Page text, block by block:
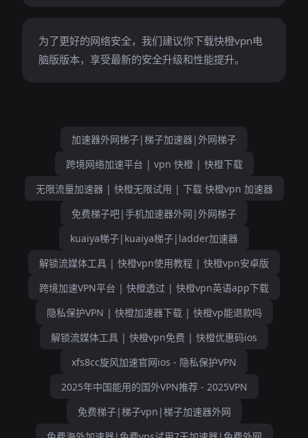
为了更好的网络安全，我们建议你下载快橙vpn电
脑版版本，享受最新的安全升级和性能提升。
加速器外网梯子|梯子加速器|外网梯子
跨境网络加速平台 | vpn 快橙 | 快橙下载
无限流量加速器 | 快橙无限试用 | 下载 快橙vpn 加速器
免费梯子吧|手机加速器外网|外网梯子
kuaiya梯子|kuaiya梯子|ladder加速器
解锁流媒体工具 | 快橙vpn使用教程 | 快橙vpn安卓版
跨境加速VPN平台 | 快橙透过 | 快橙vpn英语app下载
隐私保护VPN | 快橙加速器下载 | 快橙vp能退款吗
解锁流媒体工具 | 快橙vpn免费 | 快橙优惠码ios
xfs8cc旋风加速官网ios - 隐私保护VPN
2025年中国能用的国外VPN推荐 - 2025VPN
免费梯子|梯子vpn|梯子加速器外网